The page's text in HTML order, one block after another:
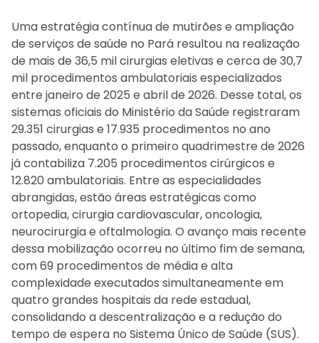
Uma estratégia contínua de mutirões e ampliação
de serviços de saúde no Pará resultou na realização
de mais de 36,5 mil cirurgias eletivas e cerca de 30,7
mil procedimentos ambulatoriais especializados
entre janeiro de 2025 e abril de 2026. Desse total, os
sistemas oficiais do Ministério da Saúde registraram
29.351 cirurgias e 17.935 procedimentos no ano
passado, enquanto o primeiro quadrimestre de 2026
já contabiliza 7.205 procedimentos cirúrgicos e
12.820 ambulatoriais. Entre as especialidades
abrangidas, estão áreas estratégicas como
ortopedia, cirurgia cardiovascular, oncologia,
neurocirurgia e oftalmologia. O avanço mais recente
dessa mobilização ocorreu no último fim de semana,
com 69 procedimentos de média e alta
complexidade executados simultaneamente em
quatro grandes hospitais da rede estadual,
consolidando a descentralização e a redução do
tempo de espera no Sistema Único de Saúde (SUS).